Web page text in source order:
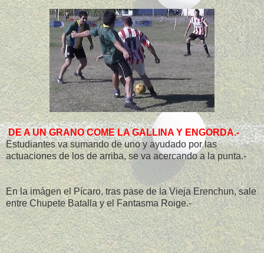
DE A UN GRANO COME LA GALLINA Y ENGORDA.-
Estudiantes va sumando de uno y ayudado por las
actuaciones de los de arriba, se va acercando a la punta.-
En la imágen el Pícaro, tras pase de la Vieja Erenchun, sale
entre Chupete Batalla y el Fantasma Roige.-